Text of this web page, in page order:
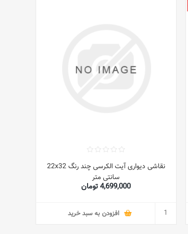
نقاشی دیواری آیت الکرسی چند رنگ 22x32
سانتی متر
4,699,000 تومان
افزودن به سبد خرید